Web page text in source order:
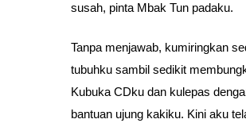
susah, pinta Mbak Tun padaku.
Tanpa menjawab, kumiringkan
tubuhku sambil sedikit
Kubuka CDku dan kulepas
bantuan ujung kakiku. Kini aku